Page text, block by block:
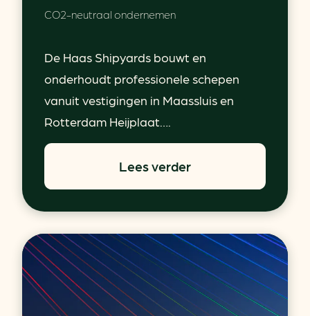
CO2-neutraal ondernemen
De Haas Shipyards bouwt en
onderhoudt professionele schepen
vanuit vestigingen in Maassluis en
Rotterdam Heijplaat….
Lees verder